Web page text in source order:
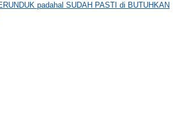
padahal SUDAH PASTI di BUTUHKAN